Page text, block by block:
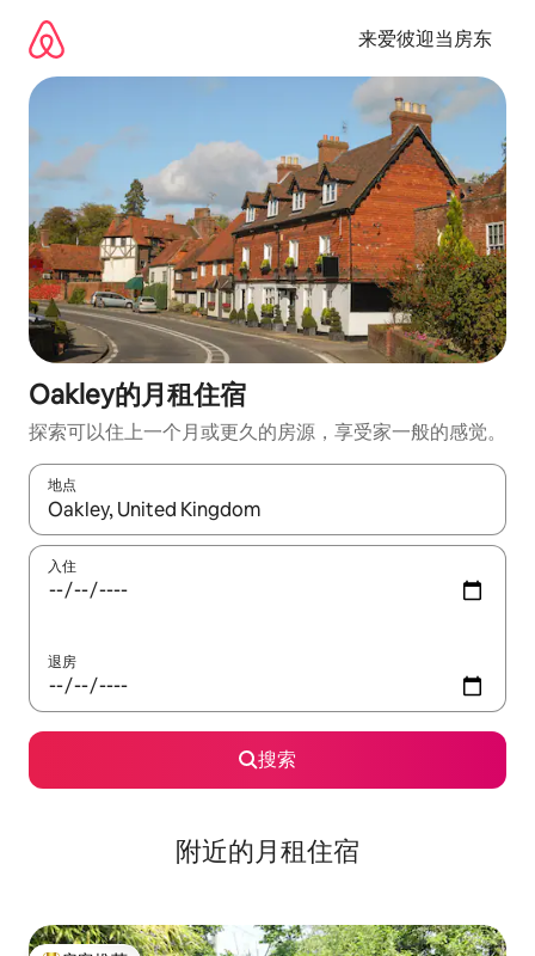
来爱彼迎当房东
Oakley的月租住宿
探索可以住上一个月或更久的房源，享受家一般的感觉。
地点
如有搜索结果，请使用上下方向键查看，或通过点击或滑动手势
入住
退房
搜索
附近的月租住宿